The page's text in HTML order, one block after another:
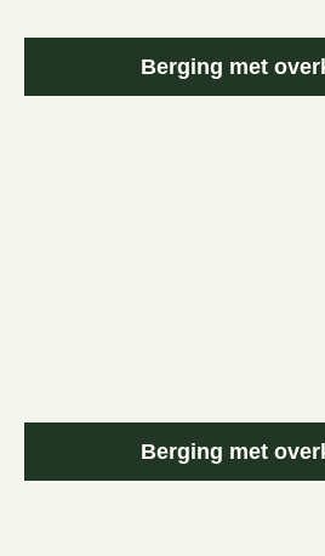
Berging met
Berging met